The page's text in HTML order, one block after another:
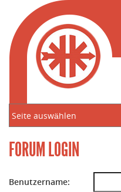
FORUM LOGIN
Benutzername: